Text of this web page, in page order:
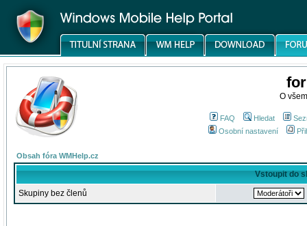
O
FAQ Hledat
Osobní nastavení
Obsah fóra WMHelp.cz
Vstoupit do
Skupiny bez členů